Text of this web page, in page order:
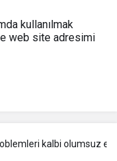
kullanılmak
web site adresimi
kalbi olumsuz